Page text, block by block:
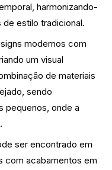
harmonizando-
estilo tradicional.
modernos com
um visual
de materiais
sendo
pequenos, onde a
ser encontrado em
com acabamentos em